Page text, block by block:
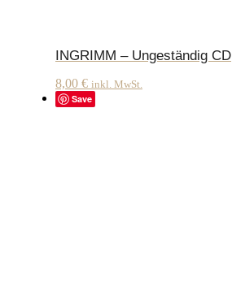
INGRIMM – Ungeständig CD
8,00 € inkl. MwSt.
Save